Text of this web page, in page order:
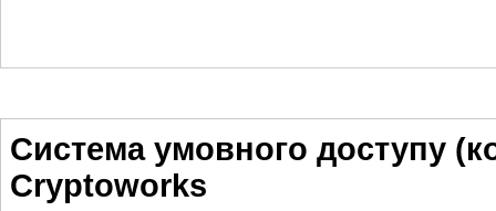
Система умовного доступу
Cryptoworks